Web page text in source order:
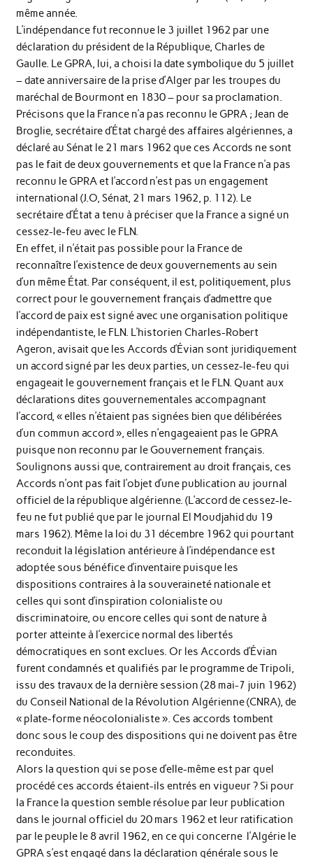
même année.
L’indépendance fut reconnue le 3 juillet 1962 par une
déclaration du président de la République, Charles de
Gaulle. Le GPRA, lui, a choisi la date symbolique du 5 juillet
– date anniversaire de la prise d’Alger par les troupes du
maréchal de Bourmont en 1830 – pour sa proclamation.
Précisons que la France n’a pas reconnu le GPRA ; Jean de
Broglie, secrétaire d’État chargé des affaires algériennes, a
déclaré au Sénat le 21 mars 1962 que ces Accords ne sont
pas le fait de deux gouvernements et que la France n’a pas
reconnu le GPRA et l’accord n’est pas un engagement
international (J.O, Sénat, 21 mars 1962, p. 112). Le
secrétaire d’État a tenu à préciser que la France a signé un
cessez-le-feu avec le FLN.
En effet, il n’était pas possible pour la France de
reconnaître l’existence de deux gouvernements au sein
d’un même État. Par conséquent, il est, politiquement, plus
correct pour le gouvernement français d’admettre que
l’accord de paix est signé avec une organisation politique
indépendantiste, le FLN. L’historien Charles-Robert
Ageron, avisait que les Accords d’Évian sont juridiquement
un accord signé par les deux parties, un cessez-le-feu qui
engageait le gouvernement français et le FLN. Quant aux
déclarations dites gouvernementales accompagnant
l’accord, « elles n’étaient pas signées bien que délibérées
d’un commun accord », elles n’engageaient pas le GPRA
puisque non reconnu par le Gouvernement français.
Soulignons aussi que, contrairement au droit français, ces
Accords n’ont pas fait l’objet d’une publication au journal
officiel de la république algérienne. (L’accord de cessez-le-
feu ne fut publié que par le journal El Moudjahid du 19
mars 1962). Même la loi du 31 décembre 1962 qui pourtant
reconduit la législation antérieure à l’indépendance est
adoptée sous bénéfice d’inventaire puisque les
dispositions contraires à la souveraineté nationale et
celles qui sont d’inspiration colonialiste ou
discriminatoire, ou encore celles qui sont de nature à
porter atteinte à l’exercice normal des libertés
démocratiques en sont exclues. Or les Accords d’Évian
furent condamnés et qualifiés par le programme de Tripoli,
issu des travaux de la dernière session (28 mai-7 juin 1962)
du Conseil National de la Révolution Algérienne (CNRA), de
« plate-forme néocolonialiste ». Ces accords tombent
donc sous le coup des dispositions qui ne doivent pas être
reconduites.
Alors la question qui se pose d’elle-même est par quel
procédé ces accords étaient-ils entrés en vigueur ? Si pour
la France la question semble résolue par leur publication
dans le journal officiel du 20 mars 1962 et leur ratification
par le peuple le 8 avril 1962, en ce qui concerne l’Algérie le
GPRA s’est engagé dans la déclaration générale sous le